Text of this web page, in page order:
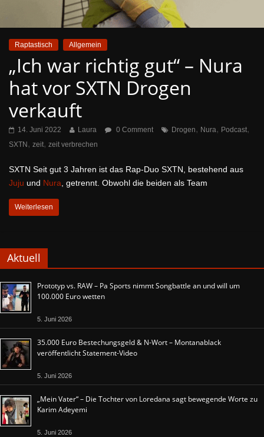
Raptastisch Allgemein
„Ich war richtig gut“ – Nura
hat vor SXTN Drogen
verkauft
14. Juni 2022 Laura 0 Comment Drogen, Nura, Podcast,
SXTN , zeit, zeit verbrechen
SXTN Seit gut 3 Jahren ist das Rap-Duo SXTN, bestehend aus
Juju und Nura , getrennt. Obwohl die beiden als Team
Weiterlesen
Aktuell
Prototyp vs. RAW – Pa Sports nimmt Songbattle an und will um
100.000 Euro wetten
5. Juni 2026
35.000 Euro Bestechungsgeld & N-Wort – Montanablack
veröffentlicht Statement-Video
5. Juni 2026
„Mein Vater“ – Die Tochter von Loredana sagt bewegende Worte zu
Karim Adeyemi
5. Juni 2026